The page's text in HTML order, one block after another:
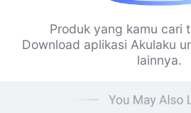
Produk yang kamu cari
Download aplikasi Akulaku
lainnya.